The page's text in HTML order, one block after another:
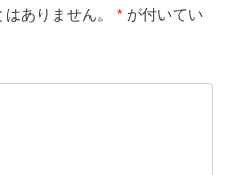
ありません。 * が付いてい